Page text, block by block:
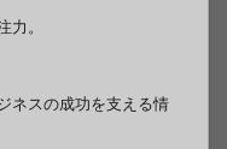
力。
ネスの成功を支える情